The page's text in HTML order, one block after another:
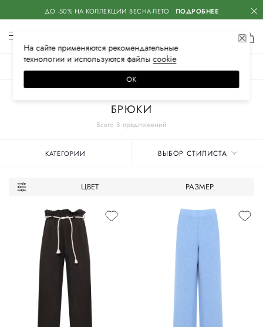
ДО -50% НА КОЛЛЕКЦИИ ВЕСНА-ЛЕТО ПОДРОБНЕЕ
Всего 8 предложений
БРЮКИ
КАТЕГОРИИ ВЫБОР СТИЛИСТА
ЦВЕТ РАЗМЕР
На сайте применяются рекомендательные
технологии и используются файлысооkiе
ОК